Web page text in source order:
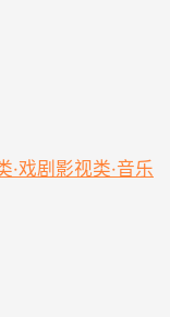
·戏剧影视类·音乐